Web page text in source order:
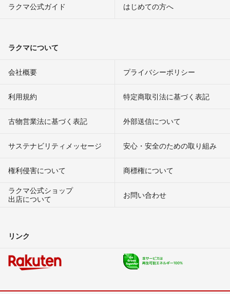
ラクマ公式ガイド はじめての方へ
ラクマについて
会社概要 プライバシーポリシー
利用規約 特定商取引法に基づく表記
古物営業法に基づく表記 外部送信について
サステナビリティメッセージ 安心・安全のための取り組み
権利侵害について
商標権について
ラクマ公式ショップ
出店について
お問い合わせ
リンク